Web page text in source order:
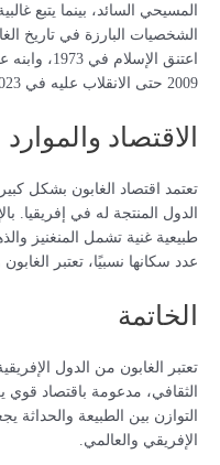
المسيحي السائد، بينما يتبع
الشخصيات البارزة في تاريخ
اعتنق
2009 حتى الانقلاب عليه في 2023.
الاقتصاد والموارد
تعتمد اقتصاد الغابون بشكل
الدول المنتجة له في إفريقيا.
طبيعية غنية تشمل المنغنيز
عدد سكانها نسبيًا، تعتبر
الخاتمة
تعتبر الغابون من الدول
الثقافي، مدعومة باقتصاد قوي
التوازن بين الطبيعة والحداثة
الإفريقي والعالمي.